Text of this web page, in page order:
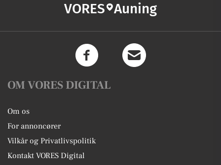
VORES Auning
OM VORES DIGITAL
Om os
For annoncører
Vilkår og Privatlivspolitik
Kontakt VORES Digital